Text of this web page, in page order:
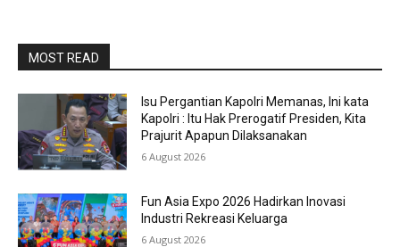
MOST READ
Isu Pergantian Kapolri Memanas, Ini kata
Kapolri : Itu Hak Prerogatif Presiden, Kita
Prajurit Apapun Dilaksanakan
6 August 2026
Fun Asia Expo 2026 Hadirkan Inovasi
Industri Rekreasi Keluarga
6 August 2026